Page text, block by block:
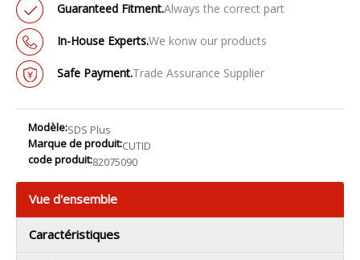
Guaranteed Fitment.Always the correct part
In-House Experts.We konw our products
Safe Payment.Trade Assurance Supplier
Modèle:SDS Plus
Marque de produit:CUTID
code produit:82075090
Vue d'ensemble
Caractéristiques